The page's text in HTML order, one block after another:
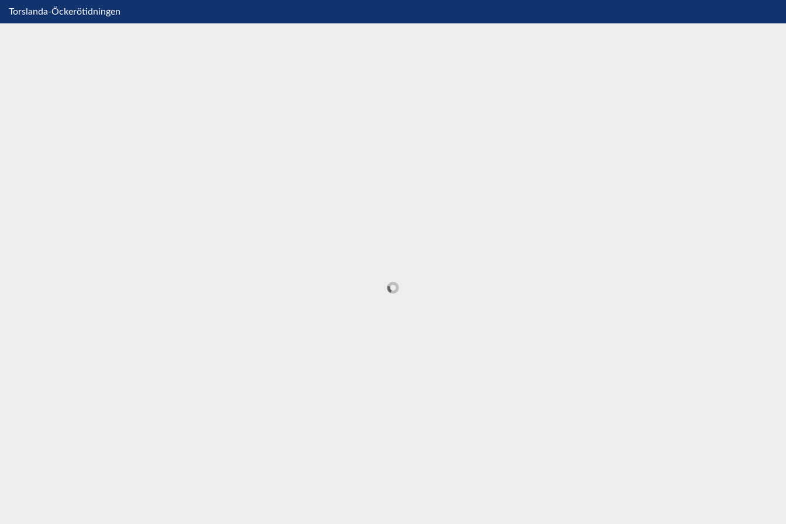
Torslanda-Öckerötidningen